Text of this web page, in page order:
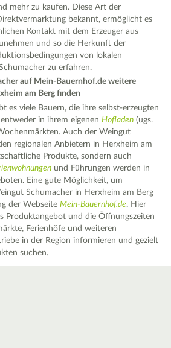
mehr zu kaufen. Diese Art der
bekannt, ermöglicht es
Kontakt mit dem Erzeuger aus
und so die Herkunft der
von lokalen
zu erfahren.
auf Mein-Bauernhof.de weitere
am Berg finden
es viele Bauern, die ihre selbst-erzeugten
in ihrem eigenenHofladen (ugs.
Auch der Weingut
regionalen Anbietern in Herxheim am
Produkte, sondern auch
und Führungen werden in
Eine gute Möglichkeit, um
Schumacher in Herxheim am Berg
der WebseiteMein-Bauernhof.de. Hier
Produktangebot und die Öffnungszeiten
Ferienhöfe und weiteren
in der Region informieren und gezielt
suchen.